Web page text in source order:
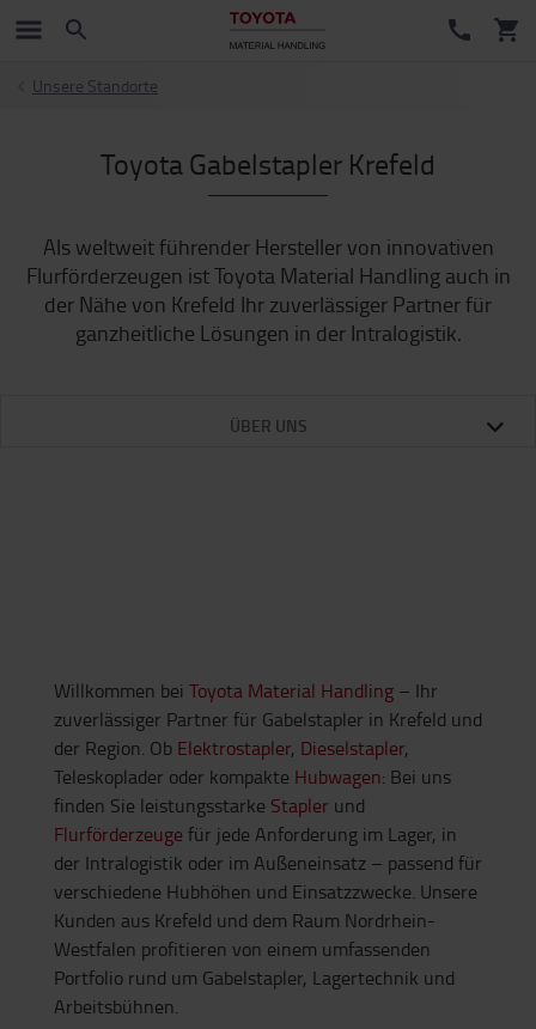
Unsere Standorte
Toyota Gabelstapler Krefeld
Als weltweit führender Hersteller von innovativen
Flurförderzeugen ist Toyota Material Handling auch in
der Nähe von Krefeld Ihr zuverlässiger Partner für
ganzheitliche Lösungen in der Intralogistik.
ÜBER UNS
Willkommen bei Toyota Material Handling – Ihr
zuverlässiger Partner für Gabelstapler in Krefeld und
der Region. Ob Elektrostapler, Dieselstapler,
Teleskoplader oder kompakte Hubwagen: Bei uns
finden Sie leistungsstarke Stapler und
Flurförderzeuge für jede Anforderung im Lager, in
der Intralogistik oder im Außeneinsatz – passend für
verschiedene Hubhöhen und Einsatzzwecke. Unsere
Kunden aus Krefeld und dem Raum Nordrhein-
Westfalen profitieren von einem umfassenden
Portfolio rund um Gabelstapler, Lagertechnik und
Arbeitsbühnen.